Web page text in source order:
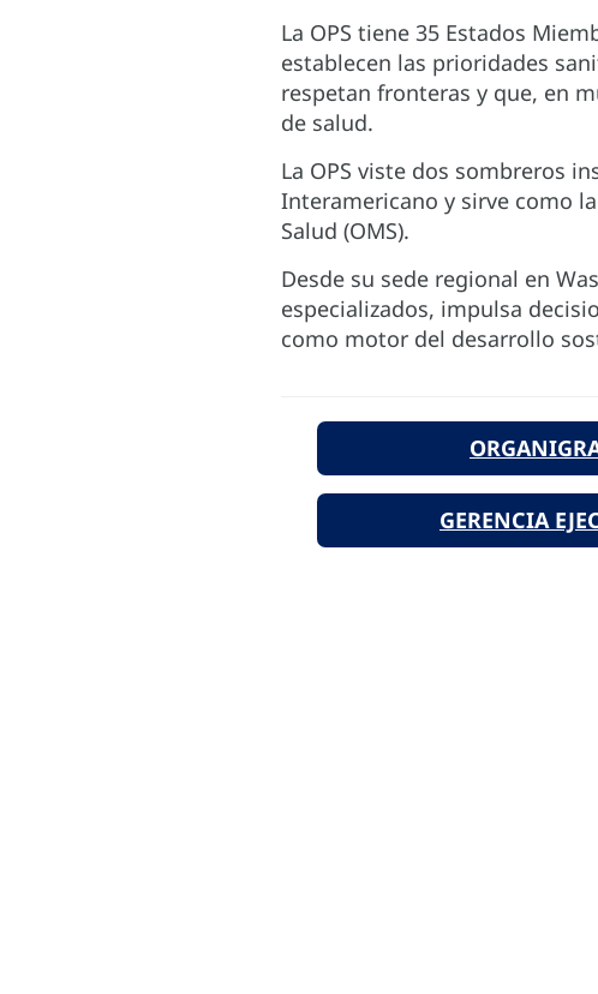
La OPS tiene 35 Estados
establecen las prioridades
respetan fronteras y que, en
de salud.
La OPS viste dos sombreros
Interamericano y sirve como
Salud (OMS).
Desde su sede regional en
especializados, impulsa
como motor del desarrollo
GERENCIA